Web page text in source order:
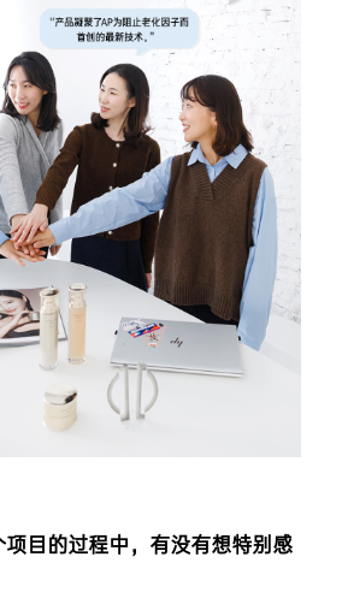
目的过程中，有没有想特别感